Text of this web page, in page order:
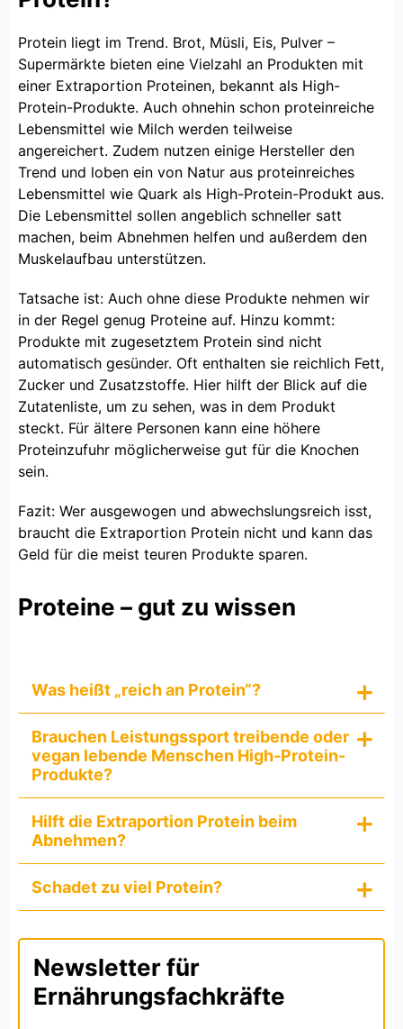
Protein liegt im Trend. Brot, Müsli, Eis, Pulver –
Supermärkte bieten eine Vielzahl an Produkten mit
einer Extraportion Proteinen, bekannt als High-
Protein-Produkte. Auch ohnehin schon proteinreiche
Lebensmittel wie Milch werden teilweise
angereichert. Zudem nutzen einige Hersteller den
Trend und loben ein von Natur aus proteinreiches
Lebensmittel wie Quark als High-Protein-Produkt aus.
Die Lebensmittel sollen angeblich schneller satt
machen, beim Abnehmen helfen und außerdem den
Muskelaufbau unterstützen.
Tatsache ist: Auch ohne diese Produkte nehmen wir
in der Regel genug Proteine auf. Hinzu kommt:
Produkte mit zugesetztem Protein sind nicht
automatisch gesünder. Oft enthalten sie reichlich Fett,
Zucker und Zusatzstoffe. Hier hilft der Blick auf die
Zutatenliste, um zu sehen, was in dem Produkt
steckt. Für ältere Personen kann eine höhere
Proteinzufuhr möglicherweise gut für die Knochen
sein.
Fazit: Wer ausgewogen und abwechslungsreich isst,
braucht die Extraportion Protein nicht und kann das
Geld für die meist teuren Produkte sparen.
Proteine – gut zu wissen
Was heißt „reich an Protein“?
Brauchen Leistungssport treibende oder
vegan lebende Menschen High-Protein-
Produkte?
Hilft die Extraportion Protein beim
Abnehmen?
Schadet zu viel Protein?
Newsletter für
Ernährungsfachkräfte